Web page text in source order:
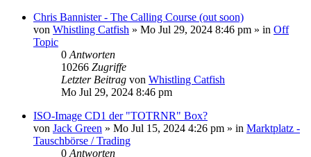
Chris Bannister - The Calling Course (out soon)
von Whistling Catfish » Mo Jul 29, 2024 8:46 pm » in Off
Topic
0 Antworten
10266 Zugriffe
Letzter Beitrag von Whistling Catfish
Mo Jul 29, 2024 8:46 pm
ISO-Image CD1 der "TOTRNR" Box?
von Jack Green » Mo Jul 15, 2024 4:26 pm » in Marktplatz -
Tauschbörse / Trading
0 Antworten